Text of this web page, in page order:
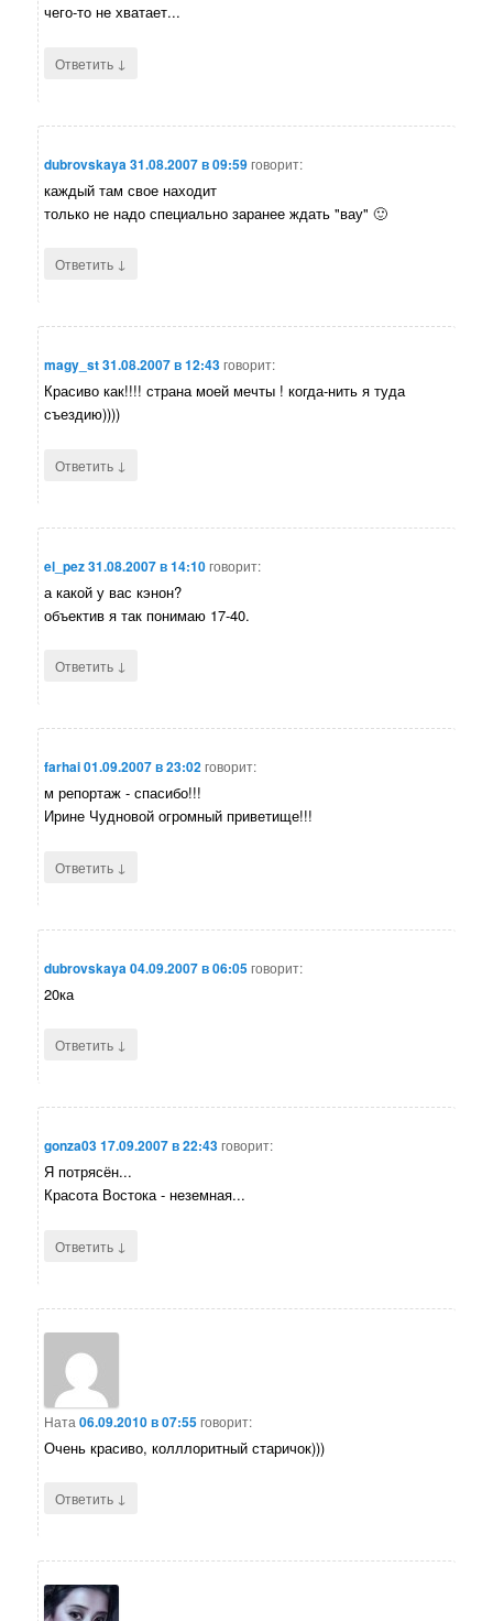
чего-то не хватает...
Ответить ↓
dubrovskaya31.08.2007 в 09:59говорит:
каждый там свое находит
только не надо специально заранее ждать "вау" 🙂
Ответить ↓
magy_st31.08.2007 в 12:43говорит:
Красиво как!!!! страна моей мечты ! когда-нить я туда
съездию))))
Ответить ↓
el_pez31.08.2007 в 14:10говорит:
а какой у вас кэнон?
объектив я так понимаю 17-40.
Ответить ↓
farhai01.09.2007 в 23:02говорит:
м репортаж - спасибо!!!
Ирине Чудновой огромный приветище!!!
Ответить ↓
dubrovskaya04.09.2007 в 06:05говорит:
20ка
Ответить ↓
gonza0317.09.2007 в 22:43говорит:
Я потрясён...
Красота Востока - неземная...
Ответить ↓
Ната 06.09.2010 в 07:55говорит:
Очень красиво, колллоритный старичок)))
Ответить ↓